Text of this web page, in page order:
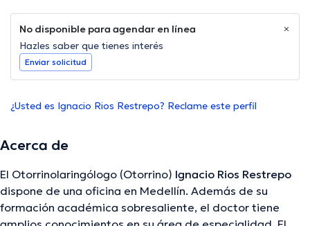
No disponible para agendar en línea
Hazles saber que tienes interés
Enviar solicitud
¿Usted es Ignacio Rios Restrepo? Reclame este perfil
Acerca de
El Otorrinolaringólogo (Otorrino) Ignacio Rios Restrepo
dispone de una oficina en Medellín. Además de su
formación académica sobresaliente, el doctor tiene